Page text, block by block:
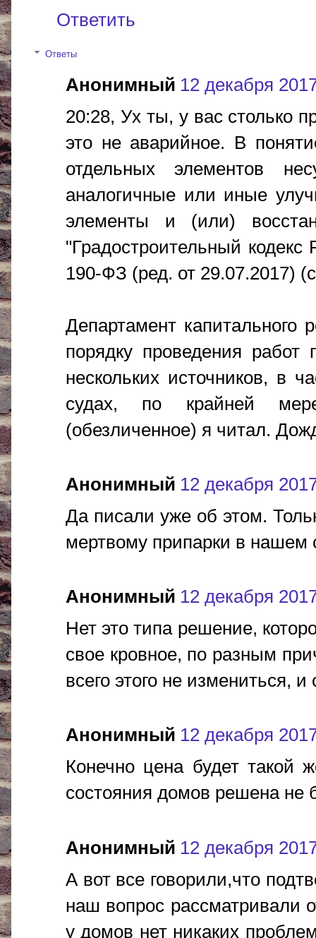
Ответить
Ответы
Анонимный 12 декабря
20:28, Ух ты, у вас столько
это не аварийное. В
отдельных элементов
аналогичные или иные
элементы и (или)
"Градостроительный
190-ФЗ (ред. от 29.07.2017)
Департамент капитального
порядку проведения работ
нескольких источников, в
судах, по крайней
(обезличенное) я читал.
Анонимный 12 декабря
Да писали уже об этом.
мертвому припарки в нашем
Анонимный 12 декабря
Нет это типа решение,
свое кровное, по разным
всего этого не измениться,
Анонимный 12 декабря
Конечно цена будет такой
состояния домов решена не
Анонимный 12 декабря
А вот все говорили,что
наш вопрос рассматривали
у домов нет никаких